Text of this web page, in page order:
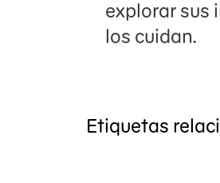
explorar sus
los cuidan.
Etiquetas